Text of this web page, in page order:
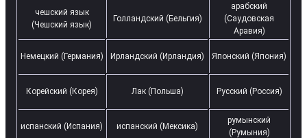
чешский язык
(Чешский язык)
Голландский (Бельгия)
арабский
(Саудовская
Аравия)
Немецкий (Германия) Ирландский (Ирландия) Японский (Япония)
Корейский (Корея) Лак (Польша) Русский (Россия)
испанский (Испания) испанский (Мексика)
румынский
(Румыния)